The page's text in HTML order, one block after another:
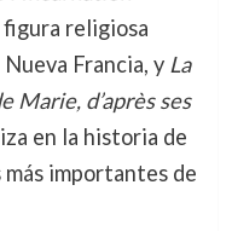
religiosa
Francia, y La
Marie, d’après ses
en la historia de
importantes de